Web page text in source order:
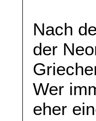
Nach
der
Wer
eher